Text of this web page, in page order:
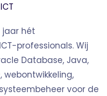
behandelt de
in het
jaar hét
professionals. Wij
Database, Java,
webontwikkeling,
voor de